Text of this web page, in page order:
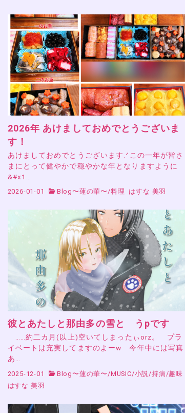
2026年 あけましておめでとうございま
す！
あけましておめでとうございます.ᐟこの一年が皆さ
まにとって健やかで穏やかな年となりますように
&#x1…
2026-01-01 Blog〜蓮の華〜/料理 はすな 美羽
彼とあたしと那由多の雪と うpです
……約二カ月(以上)空いてしまったぃorz。 プラ
イベートは充実してますのよーw 今年中には写真
あ…
2025-12-01 Blog〜蓮の華〜 /MUSIC/小説 /持病 /趣味
はすな 美羽